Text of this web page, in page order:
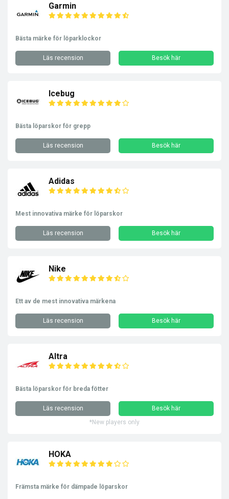
Garmin
Bästa märke för löparklockor
Läs recension Besök här
Icebug
Bästa löparskor för grepp
Läs recension Besök här
Adidas
Mest innovativa märke för löparskor
Läs recension Besök här
Nike
Ett av de mest innovativa märkena
Läs recension Besök här
Altra
Bästa löparskor för breda fötter
Läs recension
Besök här
*New players only
HOKA
Främsta märke för dämpade löparskor